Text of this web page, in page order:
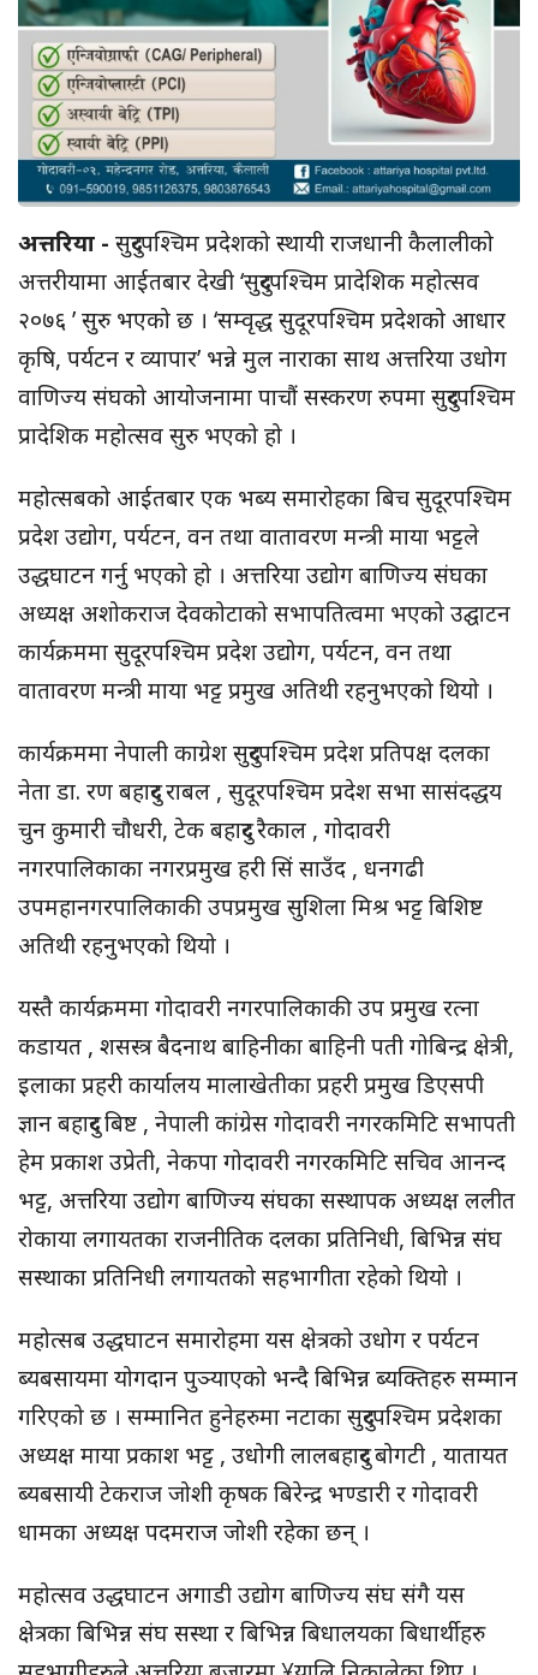
अत्तरिया - सुदुरपश्चिम प्रदेशको स्थायी राजधानी कैलालीको
अत्तरीयामा आईतबार देखी ‘सुदुरपश्चिम प्रादेशिक महोत्सव
२०७६ ’ सुरु भएको छ । ‘सम्वृद्ध सुदूरपश्चिम प्रदेशको आधार
कृषि, पर्यटन र व्यापार’ भन्ने मुल नाराका साथ अत्तरिया उधोग
वाणिज्य संघको आयोजनामा पाचौं सस्करण रुपमा सुदुरपश्चिम
प्रादेशिक महोत्सव सुरु भएको हो ।
महोत्सबको आईतबार एक भब्य समारोहका बिच सुदूरपश्चिम
प्रदेश उद्योग, पर्यटन, वन तथा वातावरण मन्त्री माया भट्टले
उद्धघाटन गर्नु भएको हो । अत्तरिया उद्योग बाणिज्य संघका
अध्यक्ष अशोकराज देवकोटाको सभापतित्वमा भएको उद्घाटन
कार्यक्रममा सुदूरपश्चिम प्रदेश उद्योग, पर्यटन, वन तथा
वातावरण मन्त्री माया भट्ट प्रमुख अतिथी रहनुभएको थियो ।
कार्यक्रममा नेपाली काग्रेश सुदुरपश्चिम प्रदेश प्रतिपक्ष दलका
नेता डा. रण बहादुर राबल , सुदूरपश्चिम प्रदेश सभा सासंदद्धय
चुन कुमारी चौधरी, टेक बहादुर रैकाल , गोदावरी
नगरपालिकाका नगरप्रमुख हरी सिं साउँद , धनगढी
उपमहानगरपालिकाकी उपप्रमुख सुशिला मिश्र भट्ट बिशिष्ट
अतिथी रहनुभएको थियो ।
यस्तै कार्यक्रममा गोदावरी नगरपालिकाकी उप प्रमुख रत्ना
कडायत , शसस्त्र बैदनाथ बाहिनीका बाहिनी पती गोबिन्द्र क्षेत्री,
इलाका प्रहरी कार्यालय मालाखेतीका प्रहरी प्रमुख डिएसपी
ज्ञान बहादुर बिष्ट , नेपाली कांग्रेस गोदावरी नगरकमिटि सभापती
हेम प्रकाश उप्रेती, नेकपा गोदावरी नगरकमिटि सचिव आनन्द
भट्ट, अत्तरिया उद्योग बाणिज्य संघका सस्थापक अध्यक्ष ललीत
रोकाया लगायतका राजनीतिक दलका प्रतिनिधी, बिभिन्न संघ
सस्थाका प्रतिनिधी लगायतको सहभागीता रहेको थियो ।
महोत्सब उद्धघाटन समारोहमा यस क्षेत्रको उधोग र पर्यटन
ब्यबसायमा योगदान पुञ्याएको भन्दै बिभिन्न ब्यक्तिहरु सम्मान
गरिएको छ । सम्मानित हुनेहरुमा नटाका सुदुरपश्चिम प्रदेशका
अध्यक्ष माया प्रकाश भट्ट , उधोगी लालबहादुर बोगटी , यातायत
ब्यबसायी टेकराज जोशी कृषक बिरेन्द्र भण्डारी र गोदावरी
धामका अध्यक्ष पदमराज जोशी रहेका छन् ।
महोत्सव उद्धघाटन अगाडी उद्योग बाणिज्य संघ संगै यस
क्षेत्रका बिभिन्न संघ सस्था र बिभिन्न बिधालयका बिधार्थीहरु